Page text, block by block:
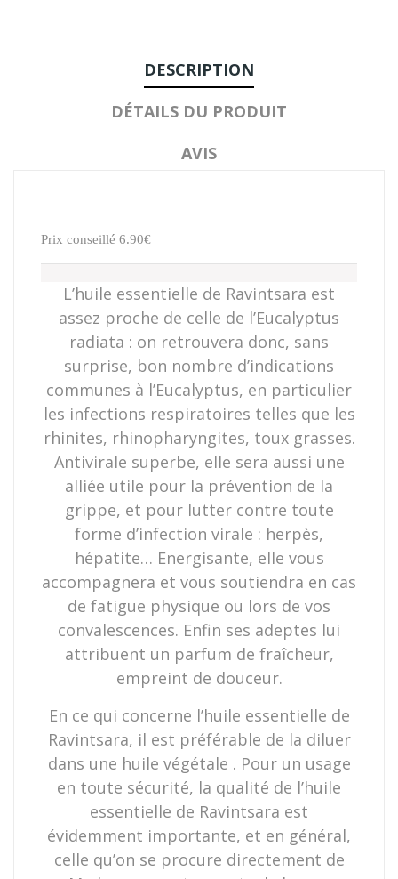
DESCRIPTION
DÉTAILS DU PRODUIT
AVIS
Prix conseillé 6.90€
L’huile essentielle de Ravintsara est
assez proche de celle de l’Eucalyptus
radiata : on retrouvera donc, sans
surprise, bon nombre d’indications
communes à l’Eucalyptus, en particulier
les infections respiratoires telles que les
rhinites, rhinopharyngites, toux grasses.
Antivirale superbe, elle sera aussi une
alliée utile pour la prévention de la
grippe, et pour lutter contre toute
forme d’infection virale : herpès,
hépatite… Energisante, elle vous
accompagnera et vous soutiendra en cas
de fatigue physique ou lors de vos
convalescences. Enfin ses adeptes lui
attribuent un parfum de fraîcheur,
empreint de douceur.
En ce qui concerne l’huile essentielle de
Ravintsara, il est préférable de la diluer
dans une huile végétale . Pour un usage
en toute sécurité, la qualité de l’huile
essentielle de Ravintsara est
évidemment importante, et en général,
celle qu’on se procure directement de